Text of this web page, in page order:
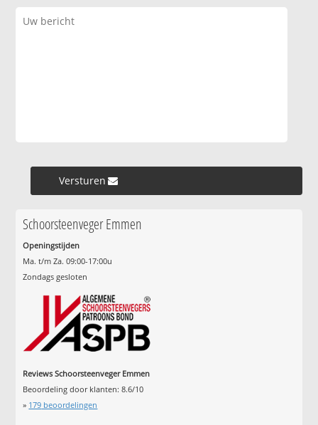
Versturen »
Schoorsteenveger Emmen
Openingstijden
Ma. t/m Za. 09:00-17:00u
Zondags gesloten
Reviews Schoorsteenveger Emmen
Beoordeling door klanten:8.6/10
» 179 beoordelingen